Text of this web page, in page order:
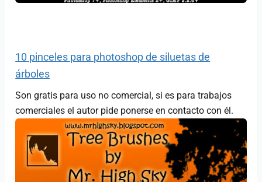
10 pinceles para photoshop de siluetas de
árboles
Son gratis para uso no comercial, si es para trabajos
comerciales el autor pide ponerse en contacto con él.